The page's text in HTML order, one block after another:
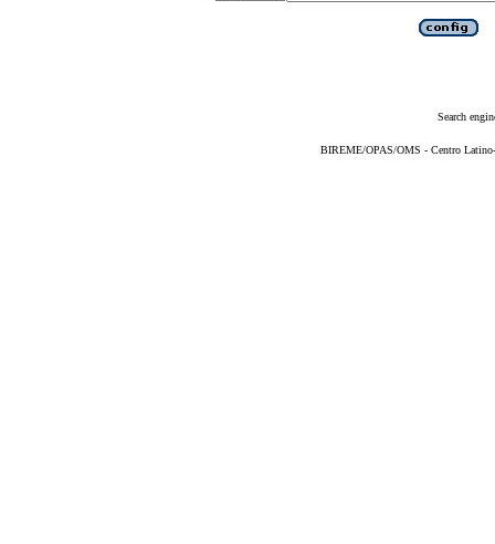
Search
BIREME/OPAS/OMS - Centro Latino-